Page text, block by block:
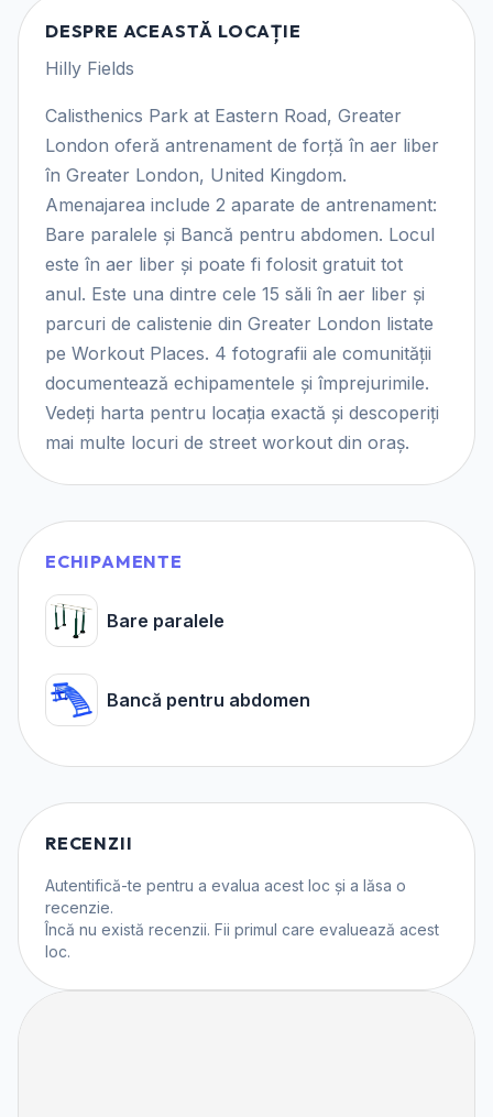
DESPRE ACEASTĂ LOCAȚIE
Hilly Fields
Calisthenics Park at Eastern Road, Greater
London oferă antrenament de forță în aer liber
în Greater London, United Kingdom.
Amenajarea include 2 aparate de antrenament:
Bare paralele și Bancă pentru abdomen. Locul
este în aer liber și poate fi folosit gratuit tot
anul. Este una dintre cele 15 săli în aer liber și
parcuri de calistenie din Greater London listate
pe Workout Places. 4 fotografii ale comunității
documentează echipamentele și împrejurimile.
Vedeți harta pentru locația exactă și descoperiți
mai multe locuri de street workout din oraș.
ECHIPAMENTE
Bare paralele
Bancă pentru abdomen
RECENZII
Autentifică-te pentru a evalua acest loc și a lăsa o
recenzie.
Încă nu există recenzii. Fii primul care evaluează acest
loc.